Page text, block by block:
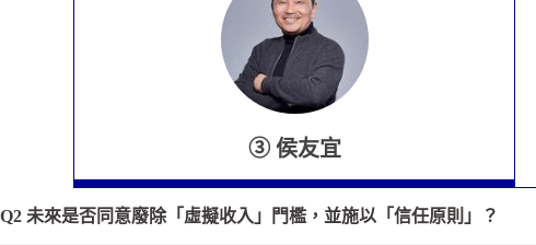
③侯友宜
Q2 未來是否同意廢除「虛擬收入」門檻，並施以「信任原則」？